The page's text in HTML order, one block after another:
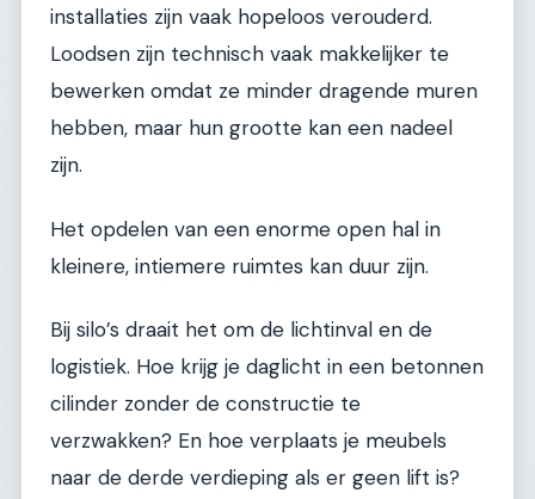
installaties zijn vaak hopeloos verouderd.
Loodsen zijn technisch vaak makkelijker te
bewerken omdat ze minder dragende muren
hebben, maar hun grootte kan een nadeel
zijn.
Het opdelen van een enorme open hal in
kleinere, intiemere ruimtes kan duur zijn.
Bij silo’s draait het om de lichtinval en de
logistiek. Hoe krijg je daglicht in een betonnen
cilinder zonder de constructie te
verzwakken? En hoe verplaats je meubels
naar de derde verdieping als er geen lift is?